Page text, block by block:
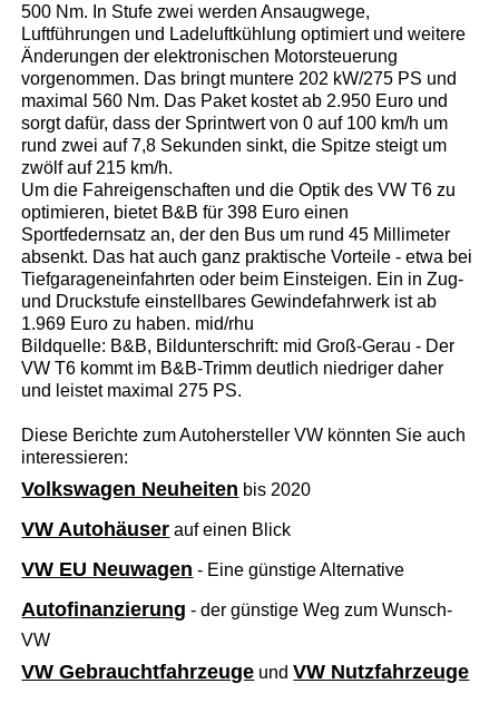
500 Nm. In Stufe zwei werden Ansaugwege,
Luftführungen und Ladeluftkühlung optimiert und weitere
Änderungen der elektronischen Motorsteuerung
vorgenommen. Das bringt muntere 202 kW/275 PS und
maximal 560 Nm. Das Paket kostet ab 2.950 Euro und
sorgt dafür, dass der Sprintwert von 0 auf 100 km/h um
rund zwei auf 7,8 Sekunden sinkt, die Spitze steigt um
zwölf auf 215 km/h.
Um die Fahreigenschaften und die Optik des VW T6 zu
optimieren, bietet B&B für 398 Euro einen
Sportfedernsatz an, der den Bus um rund 45 Millimeter
absenkt. Das hat auch ganz praktische Vorteile - etwa bei
Tiefgarageneinfahrten oder beim Einsteigen. Ein in Zug-
und Druckstufe einstellbares Gewindefahrwerk ist ab
1.969 Euro zu haben. mid/rhu
Bildquelle: B&B, Bildunterschrift: mid Groß-Gerau - Der
VW T6 kommt im B&B-Trimm deutlich niedriger daher
und leistet maximal 275 PS.
Diese Berichte zum Autohersteller VW könnten Sie auch
interessieren:
Volkswagen Neuheiten bis 2020
VW Autohäuser auf einen Blick
VW EU Neuwagen - Eine günstige Alternative
Autofinanzierung - der günstige Weg zum Wunsch-
VW
VW Gebrauchtfahrzeuge undVW Nutzfahrzeuge